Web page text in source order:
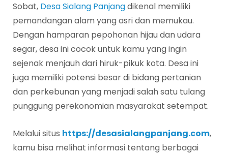
Sobat, Desa Sialang Panjangdikenal memiliki
pemandangan alam yang asri dan memukau.
Dengan hamparan pepohonan hijau dan udara
segar, desa ini cocok untuk kamu yang ingin
sejenak menjauh dari hiruk-pikuk kota. Desa ini
juga memiliki potensi besar di bidang pertanian
dan perkebunan yang menjadi salah satu tulang
punggung perekonomian masyarakat setempat.
Melalui situs https://desasialangpanjang.com,
kamu bisa melihat informasi tentang berbagai